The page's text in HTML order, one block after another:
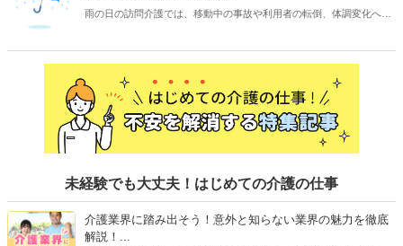
雨の日の訪問介護では、移動中の事故や利用者の転倒、体調変化への
します。【執筆者／専門家：牧野 裕美】
未経験でも大丈夫！はじめての介護の仕事
介護業界に踏み出そう！意外と知らない業界の魅力を徹底
解説！...